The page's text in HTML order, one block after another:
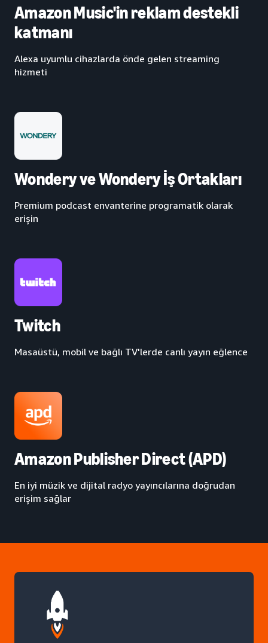
Amazon Music'in reklam destekli
katmanı
Alexa uyumlu cihazlarda önde gelen streaming
hizmeti
Wondery ve Wondery İş Ortakları
Premium podcast envanterine programatik olarak
erişin
Twitch
Masaüstü, mobil ve bağlı TV'lerde canlı yayın eğlence
Amazon Publisher Direct (APD)
En iyi müzik ve dijital radyo yayıncılarına doğrudan
erişim sağlar